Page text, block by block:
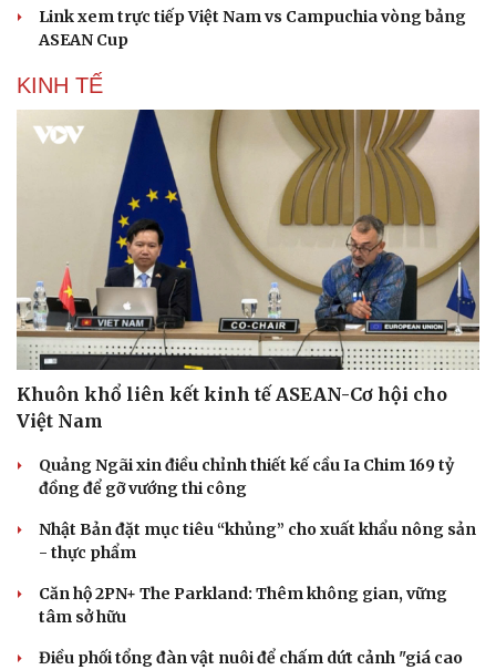
Văn hóa
Sân khấu - Điện ảnh
Văn học
Âm nhạc
Giải trí
Nghệ sĩ
Thời trang
Link xem trực tiếp Việt Nam vs Campuchia vòng bảng
ASEAN Cup
KINH TẾ
Khuôn khổ liên kết kinh tế ASEAN-Cơ hội cho
Việt Nam
Quảng Ngãi xin điều chỉnh thiết kế cầu Ia Chim 169 tỷ
đồng để gỡ vướng thi công
Nhật Bản đặt mục tiêu “khủng” cho xuất khẩu nông sản
- thực phẩm
Căn hộ 2PN+ The Parkland: Thêm không gian, vững
tâm sở hữu
Điều phối tổng đàn vật nuôi để chấm dứt cảnh "giá cao